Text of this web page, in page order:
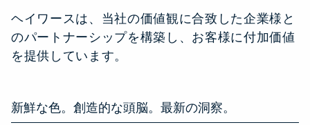
ヘイワースは、当社の価値観に合致した企業様と
のパートナーシップを構築し、お客様に付加価値
を提供しています。
新鮮な色。創造的な頭脳。最新の洞察。